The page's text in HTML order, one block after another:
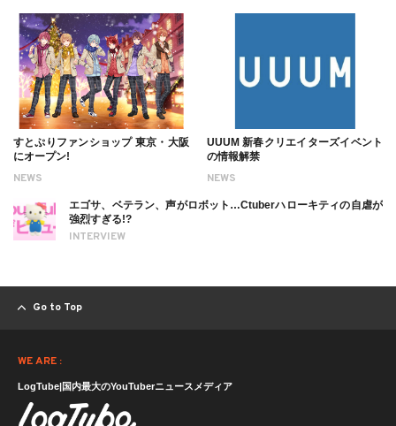
NEWS
すとぷりファンショップ 東京・大阪
にオープン!
NEWS
UUUM 新春クリエイターズイベント
の情報解禁
INTERVIEW
エゴサ、ベテラン、声がロボット…Ctuberハローキティの自虐が
強烈すぎる!?
Go to Top
WE ARE :
LogTube|国内最大のYouTuberニュースメディア